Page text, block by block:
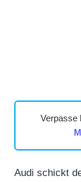
Verpasse
Audi schickt